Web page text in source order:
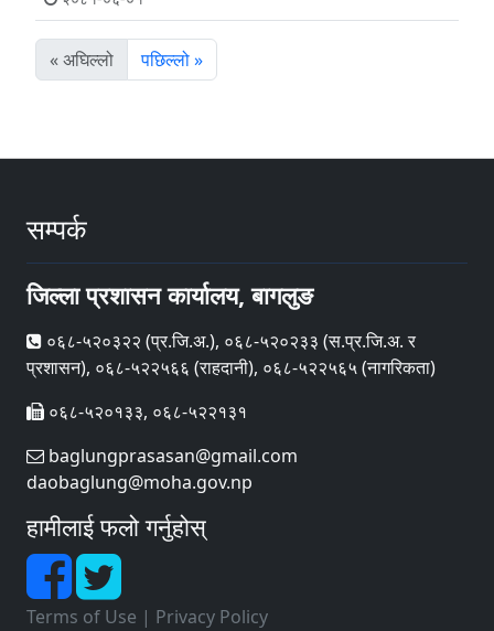
« अघिल्लो पछिल्लो »
सम्पर्क
जिल्ला प्रशासन कार्यालय, बागलुङ
०६८-५२०३२२ (प्र‍.जि.अ.), ०६८-५२०२३३ (स.प्र.जि.अ. र
प्रशासन), ०६८-५२२५६६ (राहदानी), ०६८-५२२५६५ (नागरिकता)
०६८-५२०१३३, ०६८-५२२१३१
baglungprasasan@gmail.com
daobaglung@moha.gov.np
हामीलाई फलो गर्नुहोस्
Terms of Use | Privacy Policy